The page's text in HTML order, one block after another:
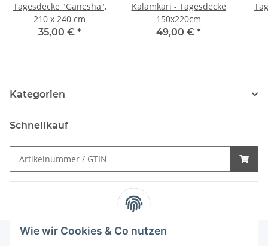
Wie wir Cookies & Co nutzen
Tagesdecke "Ganesha",
210 x 240 cm
35,00 € *
Kalamkari - Tagesdecke
150x220cm
49,00 € *
Kategorien
Schnellkauf